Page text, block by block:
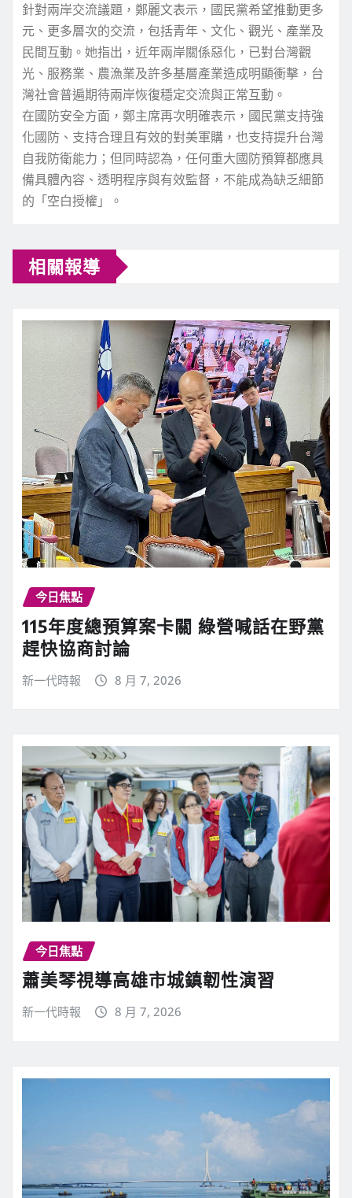
針對兩岸交流議題，鄭麗文表示，國民黨希望推動更多
元、更多層次的交流，包括青年、文化、觀光、產業及
民間互動。她指出，近年兩岸關係惡化，已對台灣觀
光、服務業、農漁業及許多基層產業造成明顯衝擊，台
灣社會普遍期待兩岸恢復穩定交流與正常互動。
在國防安全方面，鄭主席再次明確表示，國民黨支持強
化國防、支持合理且有效的對美軍購，也支持提升台灣
自我防衛能力；但同時認為，任何重大國防預算都應具
備具體內容、透明程序與有效監督，不能成為缺乏細節
的「空白授權」。
相關報導
今日焦點
115年度總預算案卡關 綠營喊話在野黨
趕快協商討論
新一代時報 8 月 7, 2026
今日焦點
蕭美琴視導高雄市城鎮韌性演習
新一代時報 8 月 7, 2026